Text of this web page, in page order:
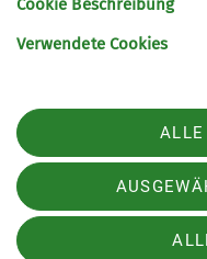
Sektion Koblenz des Deutschen
Telefon +4926179452
Impressum
Cookie Beschreibung
Verwendete Cookies
ALLE